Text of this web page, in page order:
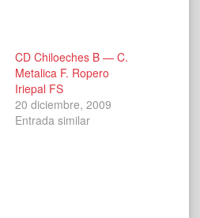
CD Chiloeches B — C.
Metalica F. Ropero
Iriepal FS
20 diciembre, 2009
Entrada similar